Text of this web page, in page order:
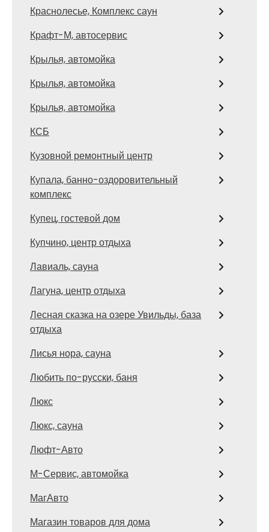
Краснолесье, Комплекс саун
Крафт-М, автосервис
Крылья, автомойка
Крылья, автомойка
Крылья, автомойка
КСБ
Кузовной ремонтный центр
Купала, банно-оздоровительный
комплекс
Купец, гостевой дом
Купчино, центр отдыха
Лавиаль, сауна
Лагуна, центр отдыха
Лесная сказка на озере Увильды, база
отдыха
Лисья нора, сауна
Любить по-русски, баня
Люкс
Люкс, сауна
Люфт-Авто
М-Сервис, автомойка
МагАвто
Магазин товаров для дома